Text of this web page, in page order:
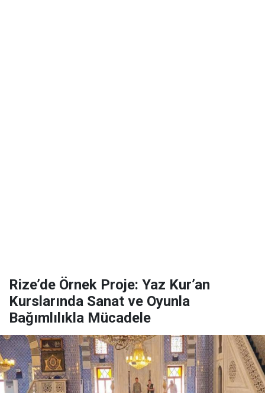
Rize’de Örnek Proje: Yaz Kur’an
Kurslarında Sanat ve Oyunla
Bağımlılıkla Mücadele